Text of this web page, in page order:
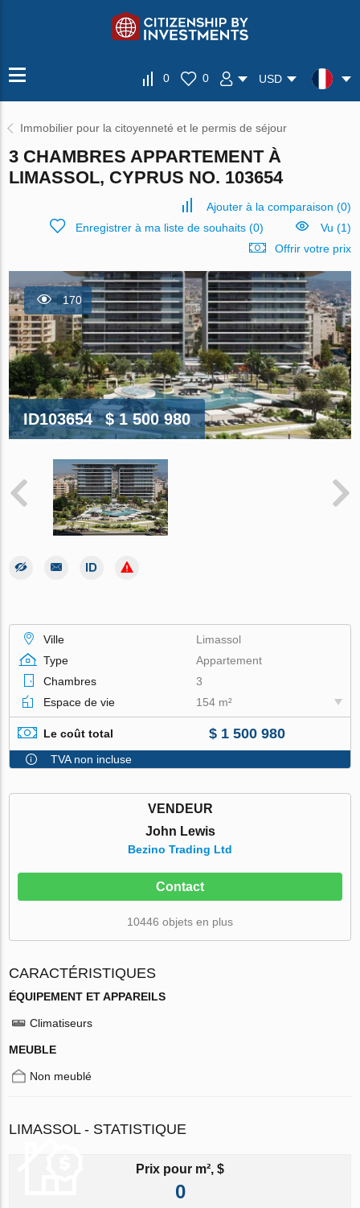
0 0 USD
Immobilier pour la citoyenneté et le permis de séjour
3 CHAMBRES APPARTEMENT À
LIMASSOL, CYPRUS NO. 103654
Ajouter à la comparaison (0)
Enregistrer à ma liste de souhaits(0)
Vu (1)
Offrir votre prix
170
ID103654 $ 1 500 980
Ville
Limassol
Type
Appartement
Chambres
3
Espace de vie
154 m²
Le coût total $ 1 500 980
TVA non incluse
VENDEUR
John Lewis
Bezino Trading Ltd
Contact
10446 objets en plus
CARACTÉRISTIQUES
ÉQUIPEMENT ET APPAREILS
Climatiseurs
MEUBLE
Non meublé
LIMASSOL - STATISTIQUE
Prix pour m², $
0